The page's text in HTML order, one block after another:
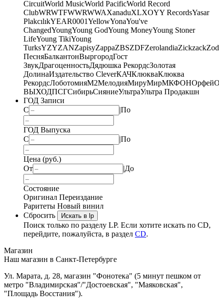
CircuitWorld MusicWorld PacificWorld Record
ClubWRWTFWWRWWAXanaduXLXOYY RecordsYasar
PlakcılıkYEAR0001YellowYonaYou've
ChangedYoungYoung GodYoung MoneyYoung Stoner
LifeYoung TikiYoung
TurksYZYZANZapisyZappaZBSZDFZerolandiaZickzack
ПесняБалкантонВыргородГост
ЗвукДрагоценностьДядюшка РекордсЗолотая
ДолинаИздательство CleverКАЧКлюкваКлюква
РекордсЛоботомияМ2МелодияМируМирМКФОНОрфей
ВЫХОДПСГСибирьСияниеУльтраУльтра Продакшн
ГОД Записи
С
|По
ГОД Выпуска
С
|По
Цена (руб.)
От
|До
Состояние
Оригинал Переиздание
Раритеты Новый винил
Сбросить
Искать в lp
Поиск только по разделу LP. Если хотите искать по CD,
перейдите, пожалуйста, в раздел CD.
Магазин
Наш магазин в Санкт-Петербурге
Ул. Марата, д. 28, магазин "Фонотека" (5 минут пешком от
метро "Владимирская"/"Достоевская", "Маяковская",
"Площадь Восстания").